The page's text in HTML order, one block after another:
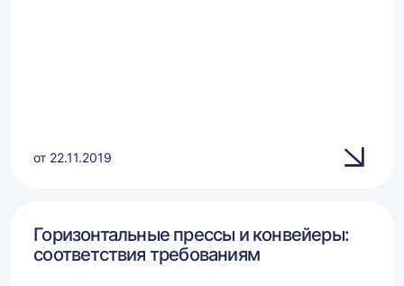
от 22.11.2019
Горизонтальные прессы и конвейеры:
соответствия требованиям